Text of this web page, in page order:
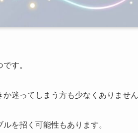
す。
迷ってしまう方も少なくありません
を招く可能性もあります。